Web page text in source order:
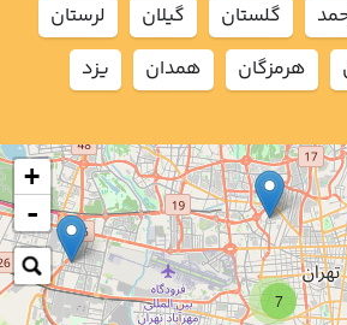
7
+
-
گلستان گيلان
لرستان
هرمزگان همدان يزد